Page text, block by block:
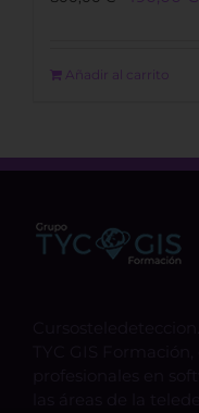
800,00 €.
Añadir al carrito